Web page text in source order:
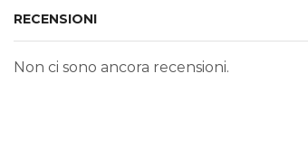
RECENSIONI
Non ci sono ancora recensioni.